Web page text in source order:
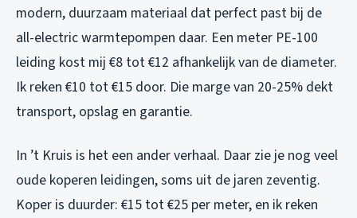
modern, duurzaam materiaal dat perfect past bij de
all-electric warmtepompen daar. Een meter PE-100
leiding kost mij €8 tot €12 afhankelijk van de diameter.
Ik reken €10 tot €15 door. Die marge van 20-25% dekt
transport, opslag en garantie.
In ’t Kruis is het een ander verhaal. Daar zie je nog veel
oude koperen leidingen, soms uit de jaren zeventig.
Koper is duurder: €15 tot €25 per meter, en ik reken